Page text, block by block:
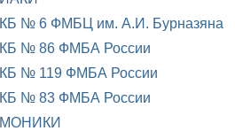
КБ № 6 ФМБЦ им. А.И. Бурназяна
КБ № 86 ФМБА России
КБ № 119 ФМБА России
КБ № 83 ФМБА России
МОНИКИ